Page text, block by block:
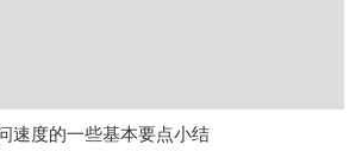
速度的一些基本要点小结